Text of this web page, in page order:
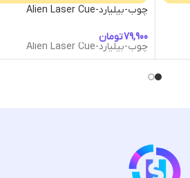
چوب-بیلیارد-Alien Laser Cue
تومان
چوب-بیلیارد-Alien Laser Cue